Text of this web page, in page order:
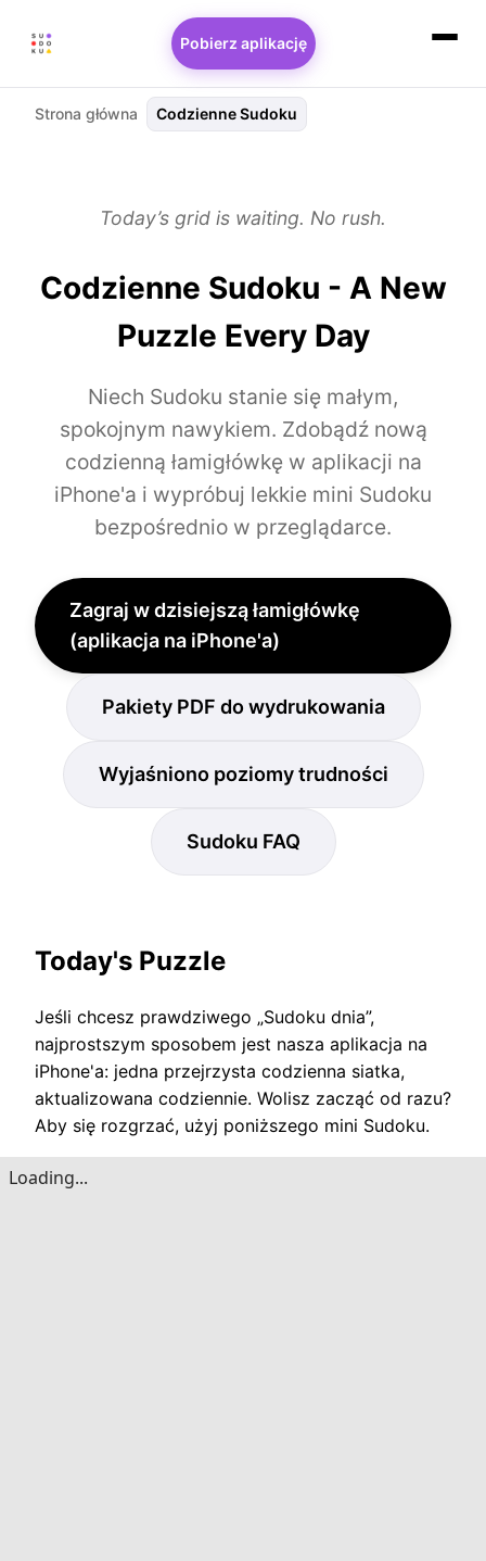
Pobierz aplikację
Strona główna Codzienne Sudoku
Today’s grid is waiting. No rush.
Codzienne Sudoku - A New
Puzzle Every Day
Niech Sudoku stanie się małym,
spokojnym nawykiem. Zdobądź nową
codzienną łamigłówkę w aplikacji na
iPhone'a i wypróbuj lekkie mini Sudoku
bezpośrednio w przeglądarce.
Zagraj w dzisiejszą łamigłówkę
(aplikacja na iPhone'a)
Pakiety PDF do wydrukowania
Wyjaśniono poziomy trudności
Sudoku FAQ
Today's Puzzle
Jeśli chcesz prawdziwego „Sudoku dnia”,
najprostszym sposobem jest nasza aplikacja na
iPhone'a: ​​jedna przejrzysta codzienna siatka,
aktualizowana codziennie. Wolisz zacząć od razu?
Aby się rozgrzać, użyj poniższego mini Sudoku.